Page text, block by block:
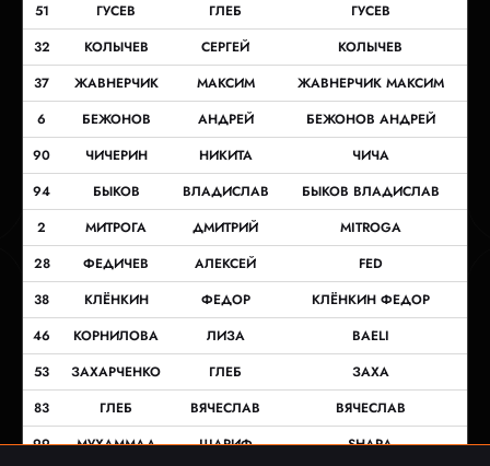
51
ГУСЕВ ГЛЕБ
ГУСЕВ
32
КОЛЫЧЕВ СЕРГЕЙ
КОЛЫЧЕВ
37
ЖАВНЕРЧИК МАКСИМ
ЖАВНЕРЧИК МАКСИМ
6
БЕЖОНОВ АНДРЕЙ
БЕЖОНОВ АНДРЕЙ
90
ЧИЧЕРИН НИКИТА
ЧИЧА
94
БЫКОВ ВЛАДИСЛАВ
БЫКОВ ВЛАДИСЛАВ
2
МИТРОГА ДМИТРИЙ
MITROGA
28
ФЕДИЧЕВ АЛЕКСЕЙ
FED
38
КЛЁНКИН ФЕДОР
КЛЁНКИН ФЕДОР
46
КОРНИЛОВА ЛИЗА
BAELI
53
ЗАХАРЧЕНКО ГЛЕБ
ЗАХА
83
ГЛЕБ ВЯЧЕСЛАВ
ВЯЧЕСЛАВ
99
МУХАММАД ШАРИФ SHARA